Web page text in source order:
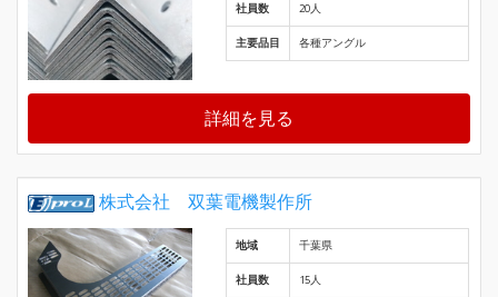
社員数 20人
主要品目 各種アングル
詳細を見る
株式会社 双葉電機製作所
地域 千葉県
社員数 15人